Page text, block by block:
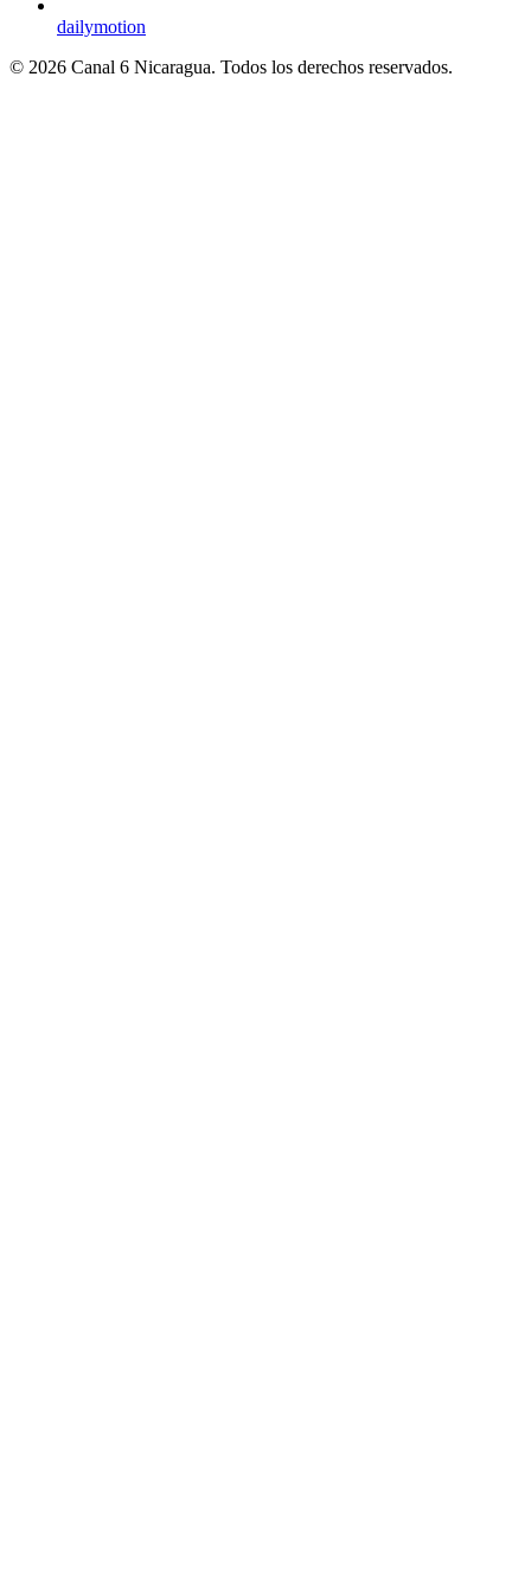
dailymotion
© 2026 Canal 6 Nicaragua. Todos los derechos reservados.